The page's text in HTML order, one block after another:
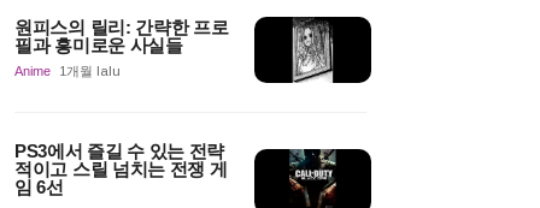
원피스의 릴리: 간략한 프로
필과 흥미로운 사실들
Anime 1개월 lalu
PS3에서 즐길 수 있는 전략
적이고 스릴 넘치는 전쟁 게
임 6선